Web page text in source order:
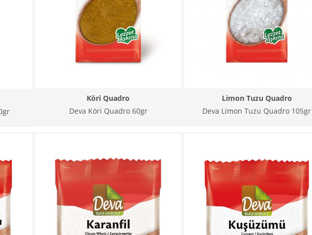
Köri Quadro
Deva Köri Quadro 60gr
Limon Tuzu Quadro
Deva Limon Tuzu Quadro 105gr